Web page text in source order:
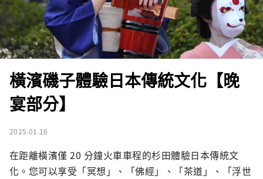
橫濱磯子體驗日本傳統文化【晚
宴部分】
2025.01.16
在距離橫濱僅 20 分鐘火車車程的杉田體驗日本傳統文
化。您可以享受「冥想」、「佛經」、「茶道」、「浮世